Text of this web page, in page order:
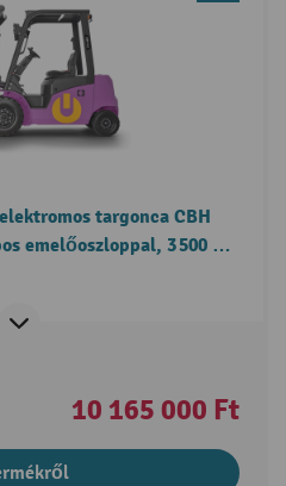
targonca CBH
emelőoszloppal, 3 500 kg
fülke Eco, külső
10 165 000 Ft